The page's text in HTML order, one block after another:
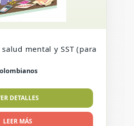
mental y SST (para
DETALLES
LEER MÁS